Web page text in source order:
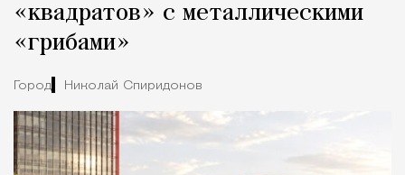
«квадратов» с металлическими
«грибами»
Город Николай Спиридонов